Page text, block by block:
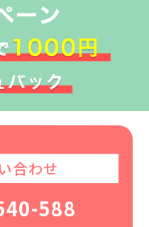
合わせ
588